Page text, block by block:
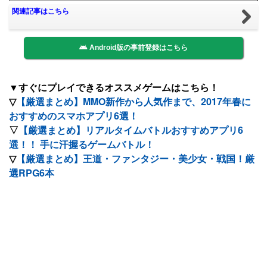
関連記事はこちら
Android版の事前登録はこちら
▼すぐにプレイできるオススメゲームはこちら！
▽【厳選まとめ】MMO新作から人気作まで、2017年春に
おすすめのスマホアプリ6選！
▽ 【厳選まとめ】リアルタイムバトルおすすめアプリ6
選！！ 手に汗握るゲームバトル！
▽【厳選まとめ】王道・ファンタジー・美少女・戦国！厳
選RPG6本